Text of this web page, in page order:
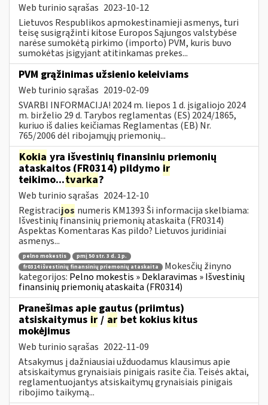
Web turinio sąrašas 2023-10-12
Lietuvos Respublikos apmokestinamieji asmenys, turi
teisę susigrąžinti kitose Europos Sąjungos valstybėse
narėse sumokėtą pirkimo (importo) PVM, kuris buvo
sumokėtas įsigyjant atitinkamas prekes...
PVM grąžinimas užsienio keleiviams
Web turinio sąrašas 2019-02-09
SVARBI INFORMACIJA! 2024 m. liepos 1 d. įsigaliojo 2024
m. birželio 29 d. Tarybos reglamentas (ES) 2024/1865,
kuriuo iš dalies keičiamas Reglamentas (EB) Nr.
765/2006 dėl ribojamųjų priemonių...
Kokia yra išvestinių finansinių priemonių
ataskaitos (FR0314) pildymo ir
teikimo...tvarka?
Web turinio sąrašas 2024-12-10
Registracijos numeris KM1393 Ši informacija skelbiama:
Išvestinių finansinių priemonių ataskaita (FR0314)
Aspektas Komentaras Kas pildo? Lietuvos juridiniai
asmenys...
pelno mokestis
pmį 50 str. 3 d. 1 p.
fr0314 išvestinių finansinių priemonių ataskaita
Mokesčių žinyno
kategorijos: Pelno mokestis » Deklaravimas » Išvestinių
finansinių priemonių ataskaita (FR0314)
Pranešimas apie gautus (priimtus)
atsiskaitymus ir / ar bet kokius kitus
mokėjimus
Web turinio sąrašas 2022-11-09
Atsakymus į dažniausiai užduodamus klausimus apie
atsiskaitymus grynaisiais pinigais rasite čia. Teisės aktai,
reglamentuojantys atsiskaitymų grynaisiais pinigais
ribojimo taikymą...